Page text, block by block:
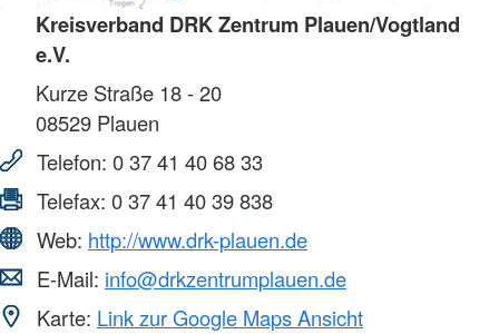
Kreisverband DRK Zentrum Plauen/Vogtland
e.V.
Kurze Straße 18 - 20
08529 Plauen
Telefon: 0 37 41 40 68 33
Telefax: 0 37 41 40 39 838
Web: http://www.drk-plauen.de
E-Mail: info@drkzentrumplauen.de
Karte: Link zur Google Maps Ansicht